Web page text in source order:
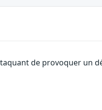
de provoquer un